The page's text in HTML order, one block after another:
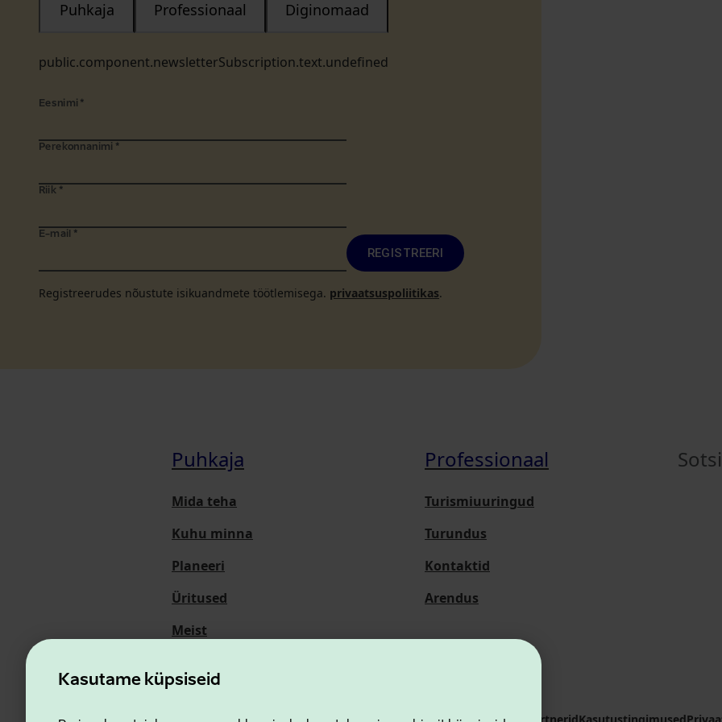
Kasutame küpsiseid
public.component.newsletterSubscription.text.undefined
Puhkaja Professionaal Diginomaad
Eesnimi *
Perekonnanimi *
Riik *
E-mail *
REGISTREERI
Registreerudes nõustute isikuandmete töötlemisega. privaatsuspoliitikas.
Puhkaja
Mida teha
Kuhu minna
Planeeri
Üritused
Meist
Professionaal
Turismiuuringud
Turundus
Kontaktid
Arendus